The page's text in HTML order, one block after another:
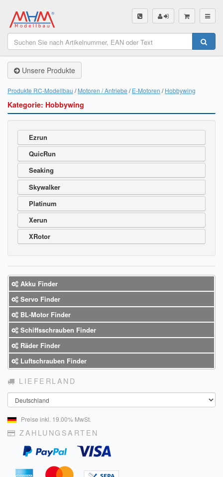
SHOP
Unsere Produkte
Servo Finder
Schiffsschrauben Finder
Räder Finder
Luftschrauben Finder
Sendungsverfolgung DHL
Sendungsverfolgung DPD
Zahlung und Versand
Widerrufsrecht
Widerrufsbelehrung für den Verkauf von Waren / Muster-
Widerrufsformular
Widerrufsbelehrung für digitale Waren / Muster-
Widerrufsformular
AGB und Kundeninformationen
Datenschutzerklärung
Hinweise zur Batterieentsorgung
Unsere Produkte
Produkte RC-Modellbau Motoren / Antriebe E-Motoren Hobbywing
Kategorie: Hobbywing
Ezrun
QuicRun
Seaking
Skywalker
Platinum
Xerun
XRotor
Akku Finder
Servo Finder
BL-Motor Finder
Schiffsschrauben Finder
Räder Finder
Luftschrauben Finder
LIEFERLAND
Land
Preise inkl. 19.00% MwSt.
ZAHLUNGSARTEN